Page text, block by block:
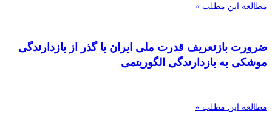
مطالعه این مطلب »
ضرورت بازتعریف قدرت ملی ایران با گذر از بازدارندگی
موشکی به بازدارندگی الگوریتمی
مطالعه این مطلب »